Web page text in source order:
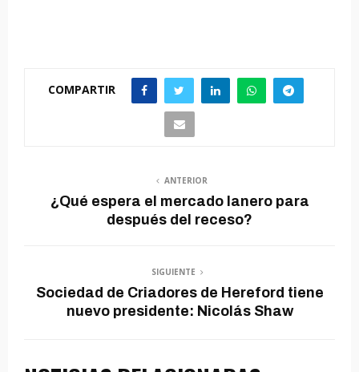
COMPARTIR
ANTERIOR
¿Qué espera el mercado lanero para
después del receso?
SIGUIENTE
Sociedad de Criadores de Hereford tiene
nuevo presidente: Nicolás Shaw